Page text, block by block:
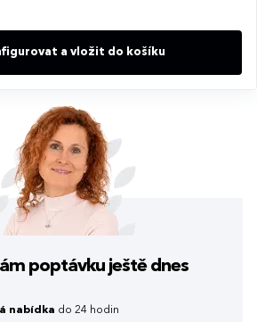
a vložit do košíku
poptávku ještě dnes
nabídka do 24 hodin